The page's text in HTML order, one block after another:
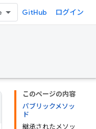
GitHub ログイン
このページの内容
パブリックメソッ
ド
継承されたメソッ